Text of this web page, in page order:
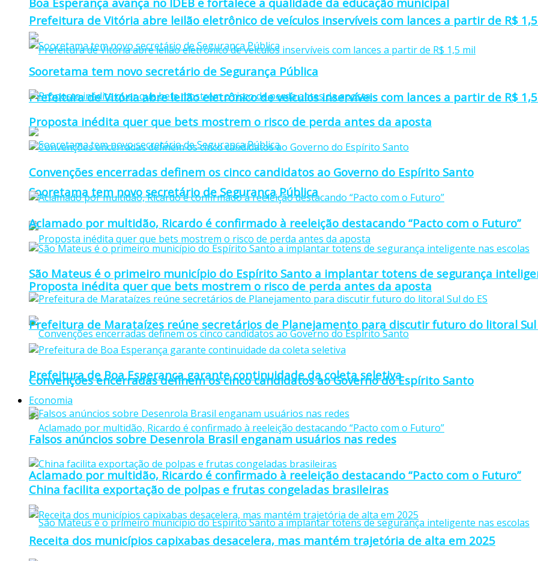
Prefeitura de Vitória abre leilão eletrônico de veículos inservíveis com lances a partir de R$
Sooretama tem novo secretário de Segurança Pública
Proposta inédita quer que bets mostrem o risco de perda antes da aposta
Convenções encerradas definem os cinco candidatos ao Governo do Espírito Santo
Aclamado por multidão, Ricardo é confirmado à reeleição destacando “Pacto com o Futuro”
Prefeitura de Vitória abre leilão eletrônico de veículos inservíveis com lances a partir de R$
Sooretama tem novo secretário de Segurança Pública
Proposta inédita quer que bets mostrem o risco de perda antes da aposta
Convenções encerradas definem os cinco candidatos ao Governo do Espírito Santo
Aclamado por multidão, Ricardo é confirmado à reeleição destacando “Pacto com o Futuro”
São Mateus é o primeiro município do Espírito Santo a implantar totens de segurança
Prefeitura de Marataízes reúne secretários de Planejamento para discutir futuro do litoral Sul
Prefeitura de Boa Esperança garante continuidade da coleta seletiva
Economia
Falsos anúncios sobre Desenrola Brasil enganam usuários nas redes
China facilita exportação de polpas e frutas congeladas brasileiras
Receita dos municípios capixabas desacelera, mas mantém trajetória de alta em 2025